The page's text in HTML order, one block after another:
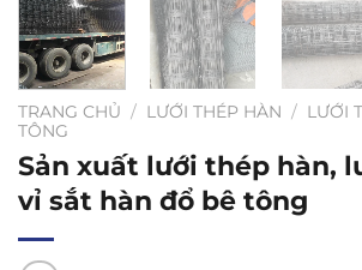
TRANG CHỦ / LƯỚI THÉP HÀN / LƯỚI
TÔNG
Sản xuất lưới thép hàn,
vỉ sắt hàn đổ bê tông